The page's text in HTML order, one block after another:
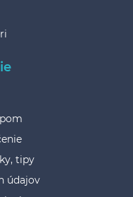
tipy
údajov